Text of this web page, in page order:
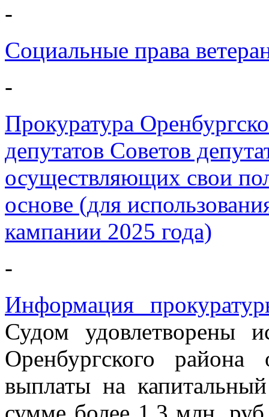
-
Социальные права
-
Прокуратура
депутатов Советов
осуществляющих свои
основе (для
кампании 2025 года)
-
Информация
Судом удовлетворены
Оренбургского района
выплаты на